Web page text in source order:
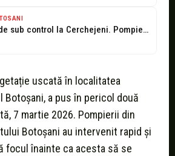
Foc scăpat de sub control la Cerchejeni. Pompierii au intervenit pentru a...
uscată în localitatea
Botoșani, a pus în pericol două
7 martie 2026. Pompierii din
Botoșani au intervenit rapid și
focul înainte ca acesta să se